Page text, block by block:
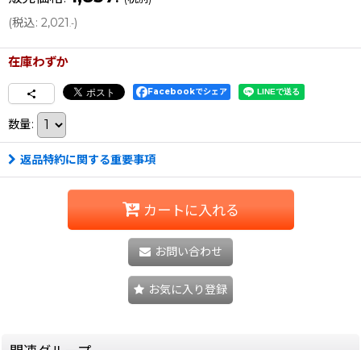
(税込: 2,021.-)
在庫わずか
Facebookでシェア
数量:
返品特約に関する重要事項
カートに入れる
お問い合わせ
お気に入り登録